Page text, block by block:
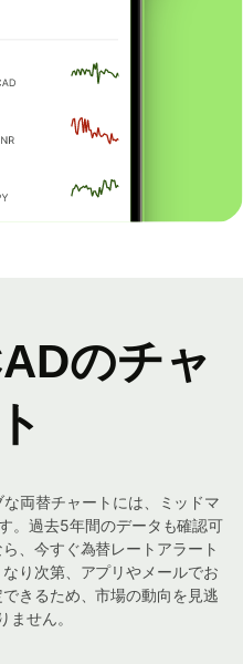
のチャ
両替チャートには、ミッドマ
。過去5年間のデータも確認可
、今すぐ為替レートアラート
り次第、アプリやメールでお
きるため、市場の動向を見逃
ません。